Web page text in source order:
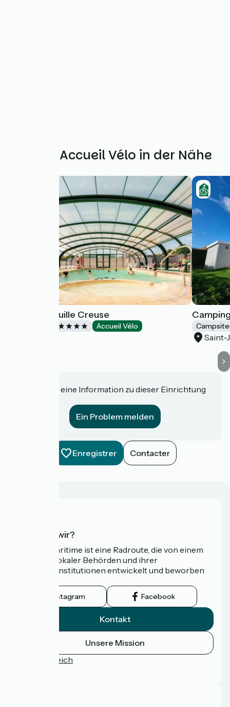
Weitere Accueil Vélo in der Nähe
Sunêlia l'Aiguille Creuse
Accueil Vélo
Saint-
Haben Sie eine Information zu dieser Einrichtung
Ein Problem melden
Enregistrer Contacter
Wer sind wir?
Die Vélomaritime ist eine Radroute, die von einem
Netzwerk lokaler Behörden und ihrer
Tourismusinstitutionen entwickelt und beworben
Instagram Facebook
Kontakt
Unsere Mission
Pressebereich